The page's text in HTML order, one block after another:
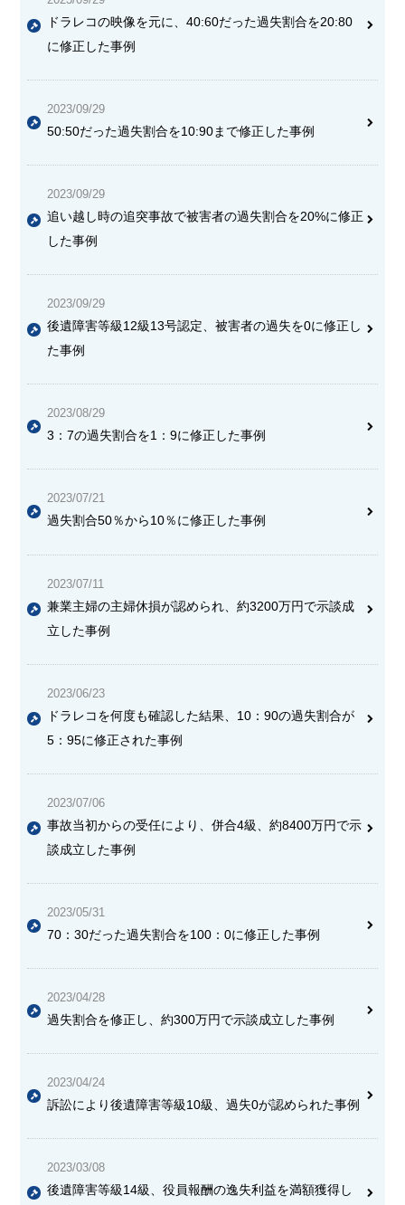
ドラレコの映像を元に、40:60だった過失割合を20:80
に修正した事例
2023/09/29
50:50だった過失割合を10:90まで修正した事例
2023/09/29
追い越し時の追突事故で被害者の過失割合を20%に修正
した事例
2023/09/29
後遺障害等級12級13号認定、被害者の過失を0に修正し
た事例
2023/08/29
3：7の過失割合を1：9に修正した事例
2023/07/21
過失割合50％から10％に修正した事例
2023/07/11
兼業主婦の主婦休損が認められ、約3200万円で示談成
立した事例
2023/06/23
ドラレコを何度も確認した結果、10：90の過失割合が
5：95に修正された事例
2023/07/06
事故当初からの受任により、 併合4級、約8400万円で示
談成立した事例
2023/05/31
70：30だった過失割合を100：0に修正した事例
2023/04/28
過失割合を修正し、約300万円で示談成立した事例
2023/04/24
訴訟により後遺障害等級10級、過失0が認められた事例
2023/03/08
後遺障害等級14級、役員報酬の逸失利益を満額獲得し